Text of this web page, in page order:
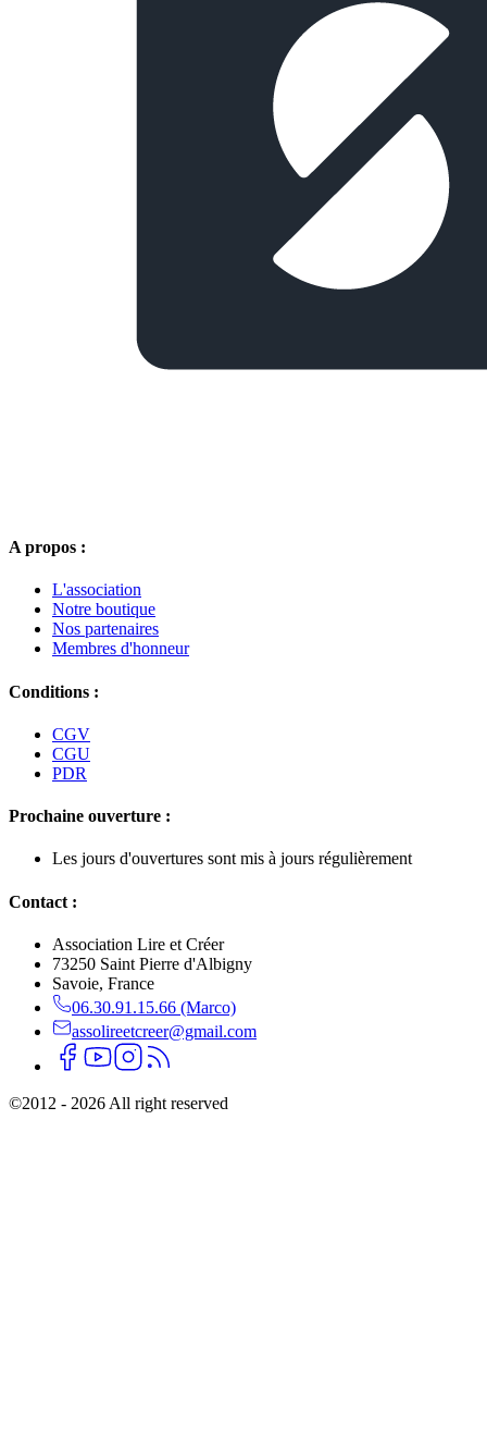
A propos :
L'association
Notre boutique
Nos partenaires
Membres d'honneur
Conditions :
CGV
CGU
PDR
Prochaine ouverture :
Les jours d'ouvertures sont mis à jours régulièrement
Contact :
Association Lire et Créer
73250 Saint Pierre d'Albigny
Savoie, France
06.30.91.15.66 (Marco)
assolireetcreer@gmail.com
©2012 - 2026 All right reserved